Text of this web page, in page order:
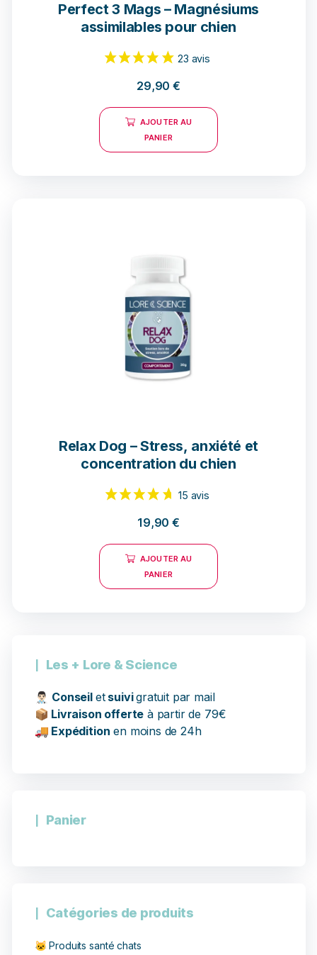
Perfect 3 Mags – Magnésiums
assimilables pour chien
29,90€
AJOUTER AU
PANIER
Relax Dog – Stress, anxiété et
concentration du chien
19,90€
AJOUTER AU
PANIER
Les + Lore & Science
👨🏻‍⚕️ Conseil etsuivigratuit par mail
📦 Livraison offerte à partir de 79€
🚚 Expédition en moins de 24h
Panier
Catégories de produits
🐱 Produits santé chats